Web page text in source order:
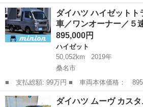
と等ありましたらお気軽にメッセージお願い致します。
銀行振込でお願い致します。
三重 桑名市 多度駅 ハイゼット
ダイハツ ハイゼット
車／ワンオーナー／５
895,000円
ハイゼット
50,052km
2019年
桑名市
■ 支払総額: 99万円 ■ 車両本体価格： 895,000 円 ■ メーカー
名： ダイハツ ■ 車種名： ハイゼットト
名： ジャンボ 禁煙車／ワンオーナー／５
三重 桑名市 ハイゼット
ダイハツ ムーヴ カ